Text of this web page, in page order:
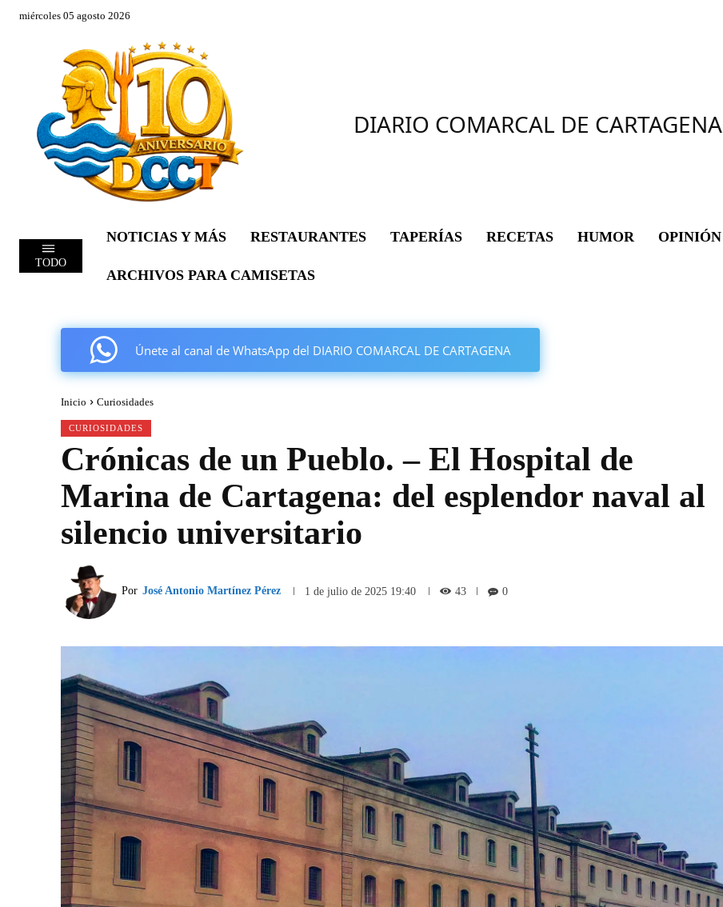
miércoles 05 agosto 2026
DIARIO COMARCAL DE CARTAGENA
TODO
NOTICIAS Y MÁS RESTAURANTES TAPERÍAS RECETAS HUMOR OPINIÓN
ARCHIVOS PARA CAMISETAS
Únete al canal de WhatsApp del DIARIO COMARCAL DE CARTAGENA
Inicio Curiosidades
CURIOSIDADES
Crónicas de un Pueblo. – El Hospital de
Marina de Cartagena: del esplendor naval al
silencio universitario
Por José Antonio Martínez Pérez 1 de julio de 2025 19:40 43 0